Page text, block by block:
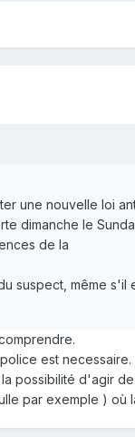
une nouvelle loi
dimanche le
de la
suspect, même s'il
est necessaire.
possibilité d'agir
par exemple )